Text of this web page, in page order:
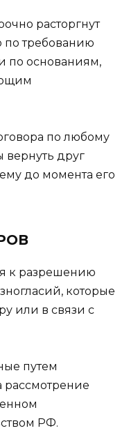
расторгнут
по требованию
по основаниям,
по любому
вернуть друг
до момента его
к разрешению
которые
или в связи с
путем
рассмотрение
РФ.